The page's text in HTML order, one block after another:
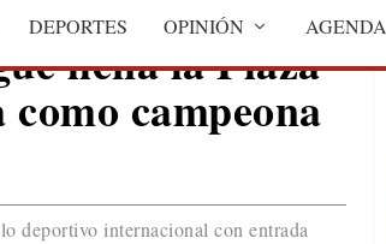
DEPORTES OPINIÓN AGENDA
llena la Plaza
campeona
deportivo internacional con entrada